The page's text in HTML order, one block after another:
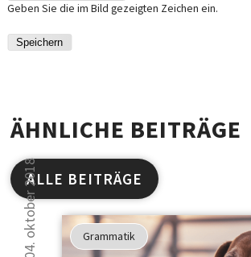
Geben Sie die im Bild gezeigten Zeichen ein.
ÄHNLICHE BEITRÄGE
ALLE BEITRÄGE
04. oktober 2018 Grammatik